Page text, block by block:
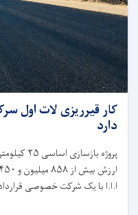
کار قیرریزی لات اول
دارد
پروژه بازسازی اساسی ۲۵
ارزش بیش از۸۵۸میلیون و ۴۵۰
ا.ا.ا با یک شرکت خصوصی